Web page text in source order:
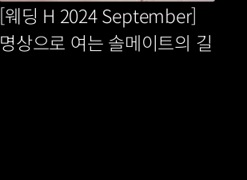
[웨딩 H 2024 September]
명상으로 여는 솔메이트의 길